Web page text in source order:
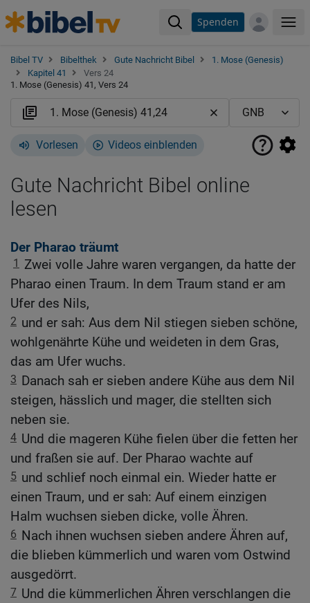
Spenden
Bibel TV Bibelthek Gute Nachricht Bibel
1. Mose (Genesis)
Kapitel 41
Vers 24
1. Mose (Genesis) 41, Vers 24
Vorlesen Videos einblenden
Gute Nachricht Bibel online
lesen
Der Pharao träumt
1
Zwei volle Jahre waren vergangen, da hatte der
Pharao einen Traum. In dem Traum stand er am
Ufer des Nils,
2 und er sah: Aus dem Nil stiegen sieben schöne,
wohlgenährte Kühe und weideten in dem Gras,
das am Ufer wuchs.
3 Danach sah er sieben andere Kühe aus dem Nil
steigen, hässlich und mager, die stellten sich
neben sie.
4 Und die mageren Kühe fielen über die fetten her
und fraßen sie auf. Der Pharao wachte auf
5 und schlief noch einmal ein. Wieder hatte er
einen Traum, und er sah: Auf einem einzigen
Halm wuchsen sieben dicke, volle Ähren.
6 Nach ihnen wuchsen sieben andere Ähren auf,
die blieben kümmerlich und waren vom Ostwind
ausgedörrt.
7 Und die kümmerlichen Ähren verschlangen die